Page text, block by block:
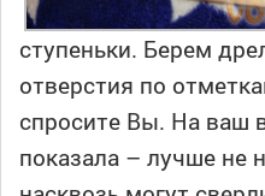
ступеньки. Берем
отверстия по
спросите Вы. На ваш
показала – лучше не